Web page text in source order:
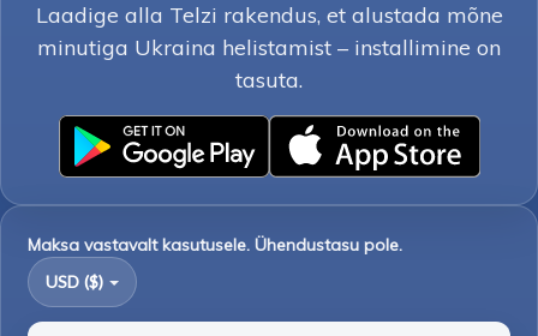
Laadige alla Telzi rakendus, et alustada mõne
minutiga Ukraina helistamist – installimine on
tasuta.
Maksa vastavalt kasutusele. Ühendustasu pole.
USD ($)